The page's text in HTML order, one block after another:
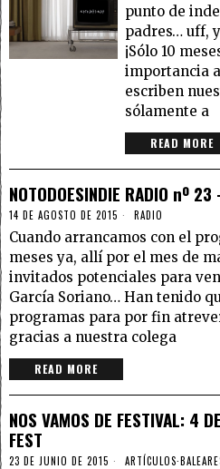
punto de
padres… uff,
¡Sólo 10
importancia
escriben
sólamente a
READ MORE
NOTODOESINDIE RADIO nº 23
14 DE AGOSTO DE 2015 RADIO
Cuando arrancamos con el
meses ya, allí por el mes de
invitados potenciales para
García Soriano… Han tenido
programas para por fin
gracias a nuestra colega
READ MORE
NOS VAMOS DE FESTIVAL: 4
FEST
23 DE JUNIO DE 2015 ARTÍCULOS·